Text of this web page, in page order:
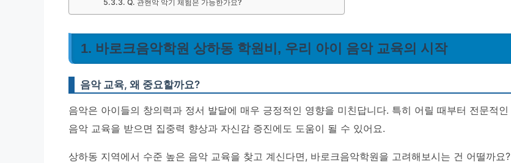
Q. 관현악 악기 체험은 가능한가요?
1. 바로크음악학원 상하동 학원비, 우리 아이 음악 교육의 시작
음악 교육, 왜 중요할까요?
음악은 아이들의 창의력과 정서 발달에 매우 긍정적인 영향을 미친답니다. 특히 어릴 때부터 전문적인
음악 교육을 받으면 집중력 향상과 자신감 증진에도 도움이 될 수 있어요.
상하동 지역에서 수준 높은 음악 교육을 찾고 계신다면, 바로크음악학원을 고려해보시는 건 어떨까요?